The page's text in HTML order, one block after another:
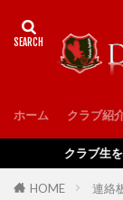
ホーム クラブ紹
クラブ生を
HOME 連絡